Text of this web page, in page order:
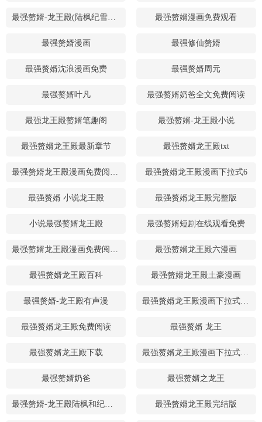
最强赘婿-龙王殿(陆枫纪雪雨)视频 最强赘婿漫画免费观看
最强赘婿漫画 最强修仙赘婿
最强赘婿沈浪漫画免费 最强赘婿周元
最强赘婿叶凡 最强赘婿奶爸全文免费阅读
最强龙王殿赘婿笔趣阁 最强赘婿-龙王殿小说
最强赘婿龙王殿最新章节 最强赘婿龙王殿txt
最强赘婿龙王殿漫画免费阅读下拉式六漫画 最强赘婿龙王殿漫画下拉式6
最强赘婿 小说龙王殿 最强赘婿龙王殿完整版
小说最强赘婿龙王殿 最强赘婿短剧在线观看免费
最强赘婿龙王殿漫画免费阅读41话 最强赘婿龙王殿六漫画
最强赘婿龙王殿百科 最强赘婿龙王殿土豪漫画
最强赘婿-龙王殿有声漫 最强赘婿龙王殿漫画下拉式六动漫
最强赘婿龙王殿免费阅读 最强赘婿 龙王
最强赘婿龙王殿下载 最强赘婿龙王殿漫画下拉式6漫画
最强赘婿奶爸 最强赘婿之龙王
最强赘婿-龙王殿陆枫和纪雪雨孩子多少章出生 最强赘婿龙王殿完结版